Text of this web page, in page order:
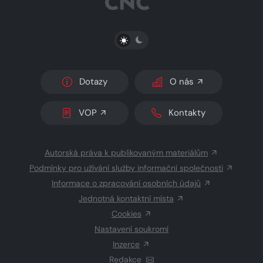
PŘEPNOUT SVĚTLÝ/TMAVÝ REŽIM
Dotazy O nás
VOP Kontakty
Autorská práva k publikovaným materiálům
Podmínky pro užívání služby informační společnosti
Informace o zpracování osobních údajů
Jednotná kontaktní místa
Cookies
Nastavení soukromí
Inzerce
Redakce